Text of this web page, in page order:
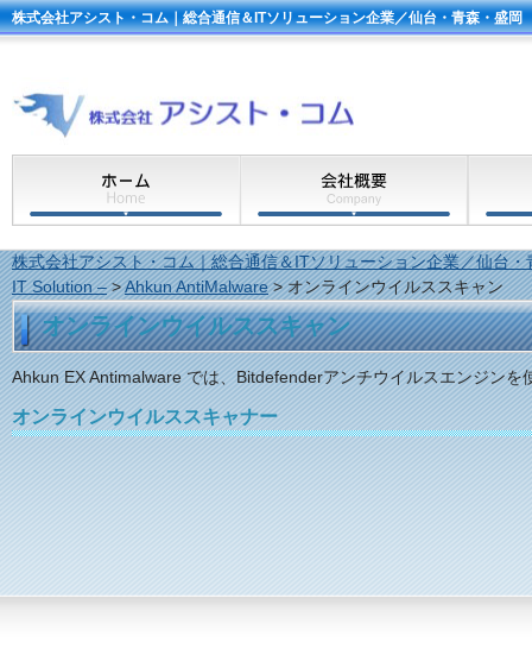
株式会社アシスト・コム｜総合通信＆ITソリューション企業／仙台・青森・盛岡
株式会社アシスト・コム｜総合通信＆ITソリューション企業／仙台・
IT Solution –>Ahkun AntiMalware>オンラインウイルススキャン
オンラインウイルススキャン
Ahkun EX Antimalware では、Bitdefenderアンチウイルスエンジンを
オンラインウイルススキャナー